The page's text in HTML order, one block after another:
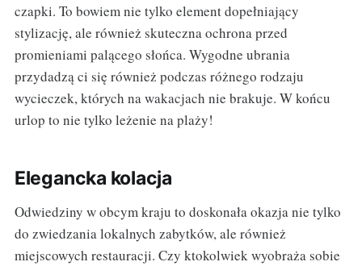
czapki. To bowiem nie tylko element dopełniający
stylizację, ale również skuteczna ochrona przed
promieniami palącego słońca. Wygodne ubrania
przydadzą ci się również podczas różnego rodzaju
wycieczek, których na wakacjach nie brakuje. W końcu
urlop to nie tylko leżenie na plaży!
Elegancka kolacja
Odwiedziny w obcym kraju to doskonała okazja nie tylko
do zwiedzania lokalnych zabytków, ale również
miejscowych restauracji. Czy ktokolwiek wyobraża sobie